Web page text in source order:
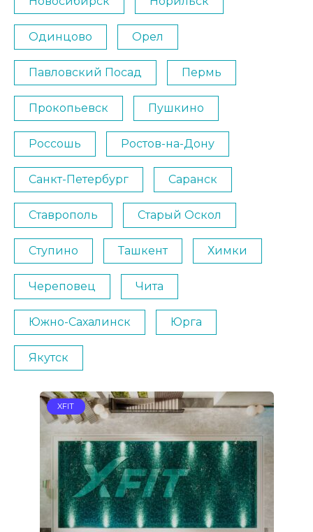
Одинцово Орел
Павловский Посад Пермь
Прокопьевск Пушкино
Россошь Ростов-на-Дону
Санкт-Петербург Саранск
Ставрополь Старый Оскол
Ступино Ташкент Химки
Череповец Чита
Южно-Сахалинск Юрга
Якутск
XFIT